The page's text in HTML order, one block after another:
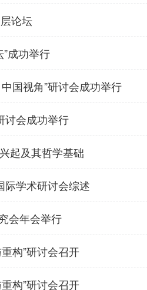
论坛
成功举行
国视角”研讨会成功举行
讨会成功举行
起及其哲学基础
际学术研讨会综述
会年会举行
构”研讨会召开
构”研讨会召开